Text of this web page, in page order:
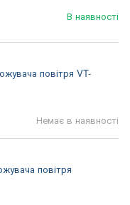
В наявності
повітря VT-
Немає в наявності
повітря